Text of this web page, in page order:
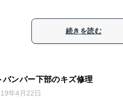
続きを読む
ンパー下部のキズ修理
年4月22日